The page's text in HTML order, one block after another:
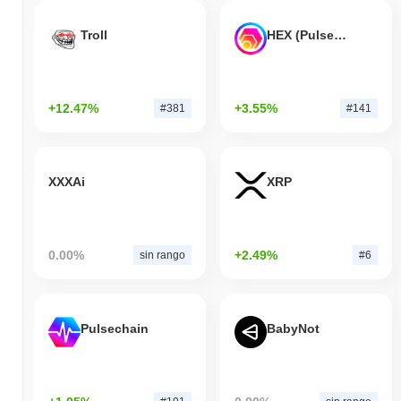
Troll
+12.47% #381
HEX (Pulsechain)
+3.55% #141
XXXAi
0.00% sin rango
XRP
+2.49% #6
Pulsechain BabyNot